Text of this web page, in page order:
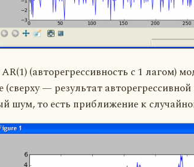
(авторегрессивность с 1 лагом)
— результат
шум, то есть приближение к